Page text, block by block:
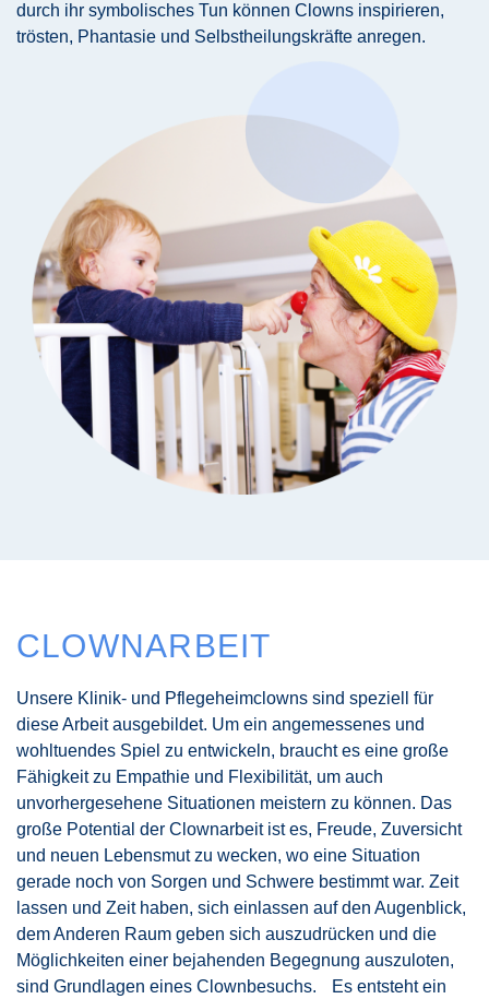
durch ihr symbolisches Tun können Clowns inspirieren,
trösten, Phantasie und Selbstheilungskräfte anregen.
CLOWNARBEIT
Unsere Klinik- und Pflegeheimclowns sind speziell für
diese Arbeit ausgebildet. Um ein angemessenes und
wohltuendes Spiel zu entwickeln, braucht es eine große
Fähigkeit zu Empathie und Flexibilität, um auch
unvorhergesehene Situationen meistern zu können. Das
große Potential der Clownarbeit ist es, Freude, Zuversicht
und neuen Lebensmut zu wecken, wo eine Situation
gerade noch von Sorgen und Schwere bestimmt war. Zeit
lassen und Zeit haben, sich einlassen auf den Augenblick,
dem Anderen Raum geben sich auszudrücken und die
Möglichkeiten einer bejahenden Begegnung auszuloten,
sind Grundlagen eines Clownbesuchs. Es entsteht ein